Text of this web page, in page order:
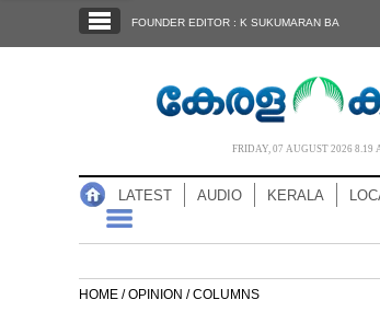
NOTIFIED NEWS
FOUNDER EDITOR : K SUKUMARAN BA
FRIDAY, 07 AUGUST 2026 8.19
LATEST AUDIO KERALA
HOME /OPINION /COLUMNS